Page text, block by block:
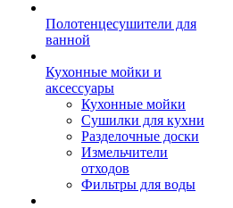
Полотенцесушители для
ванной
Кухонные мойки и
аксессуары
Кухонные мойки
Сушилки для кухни
Разделочные доски
Измельчители
отходов
Фильтры для воды